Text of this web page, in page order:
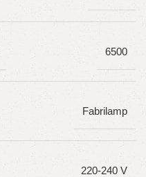
6500
Fabrilamp
220-240 V